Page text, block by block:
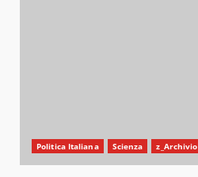
Politica Italiana Scienza z_Archivio